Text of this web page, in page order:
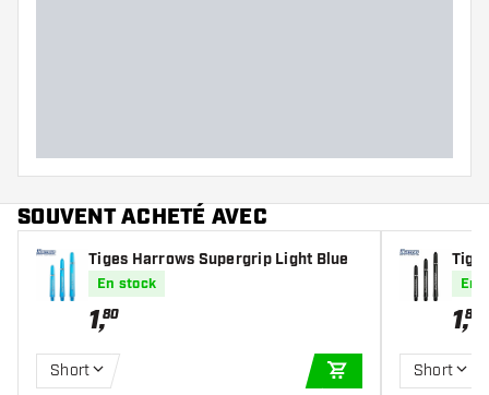
SOUVENT ACHETÉ AVEC
Tiges Harrows Supergrip Light Blue
En stock
1,80
Short
AJOUTER AU
ilver
En
1,80
Short